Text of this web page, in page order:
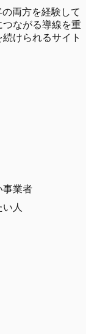
両方を経験して
ながる導線を重
けられるサイト
事業者
人